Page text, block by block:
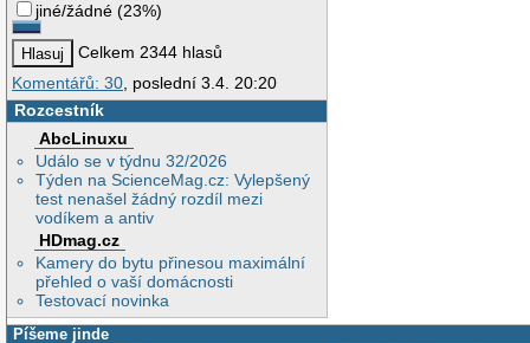
jiné/žádné (23%)
Celkem 2344 hlasů
Komentářů: 30 , poslední 3.4. 20:20
Rozcestník
AbcLinuxu
Událo se v týdnu 32/2026
Týden na ScienceMag.cz: Vylepšený
test nenašel žádný rozdíl mezi
vodíkem a antiv
HDmag.cz
Kamery do bytu přinesou maximální
přehled o vaší domácnosti
Testovací novinka
Píšeme jinde